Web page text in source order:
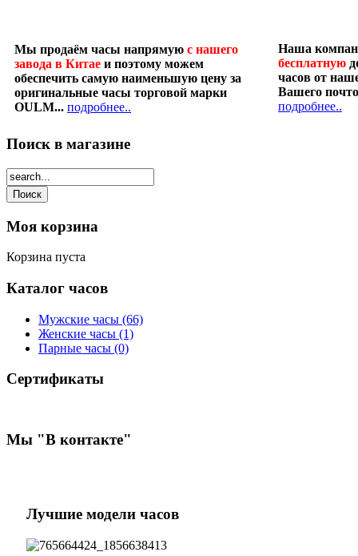
Мы продаём часы напрямую с нашего
завода в Китае и поэтому можем
обеспечить самую наименьшую цену за
оригинальные часы торговой марки
OULM... подробнее..
Наша
бесплатную
часов от
Вашего
подробнее..
Поиск в магазине
Моя корзина
Корзина пуста
Каталог часов
Мужские часы (66)
Женские часы (1)
Парные часы (0)
Сертификаты
Мы "В контакте"
Лучшие модели часов